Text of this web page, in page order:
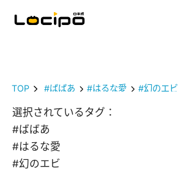
TOP #ばばあ #はるな愛 #幻のエビ
選択されているタグ：
#ばばあ
#はるな愛
#幻のエビ